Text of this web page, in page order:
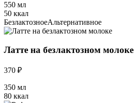
550 мл
50 ккал
БезлактозноеАльтернативное
Латте на безлактозном молоке
370 ₽
350 мл
80 ккал